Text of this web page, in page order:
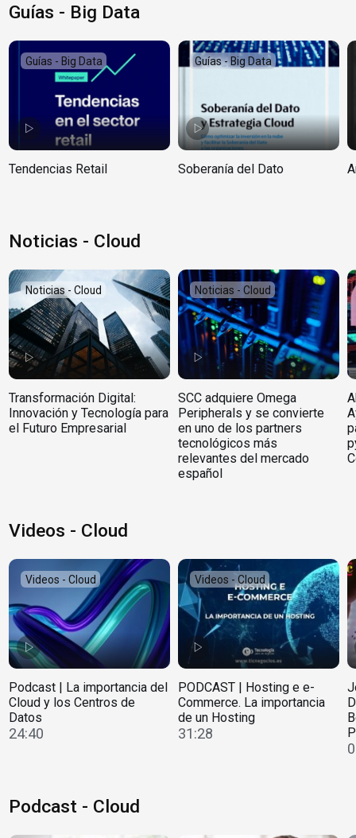
Guías - Big Data
Guías - Big Data
Tendencias Retail
Guías - Big Data
Soberanía del Dato
Noticias - Cloud
Noticias - Cloud
Transformación Digital:
Innovación y Tecnología para
el Futuro Empresarial
Noticias - Cloud
SCC adquiere Omega
Peripherals y se convierte
en uno de los partners
tecnológicos más
relevantes del mercado
español
Videos - Cloud
Videos - Cloud
Podcast | La importancia del
Cloud y los Centros de
Datos
24:40
Videos - Cloud
PODCAST | Hosting e e-
Commerce. La importancia
de un Hosting
31:28
Podcast - Cloud